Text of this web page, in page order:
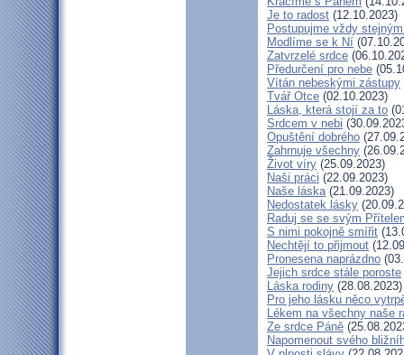
Je to radost (12.10.2023)
Postupujme vždy
Modlíme se k Ní
Zatvrzelé srdce
Předurčení pro nebe
Vítán nebeskými zástupy
Tvář Otce (02.10.2023)
Láska, která stojí za to
Srdcem v nebi
Opuštění dobrého
Zahrnuje všechny
Život víry (25.09.2023)
Naši práci (22.09.2023)
Naše láska(21.09.2023)
Nedostatek lásky
Raduj se se svým
S nimi pokojně smířit
Nechtějí to přijmout
Pronesena naprázdno
Jejich srdce stále poroste
Láska rodiny (28.08.2023)
Pro jeho lásku něco
Lékem na všechny naše
Ze srdce Páně
Napomenout svého